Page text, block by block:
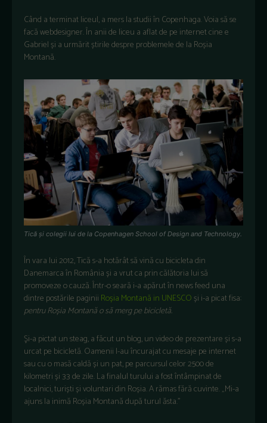
Când a terminat liceul, a mers la studii în Copenhaga. Voia să se
facă webdesigner. În anii de liceu a aflat de pe internet cine e
Gabriel și a urmărit știrile despre problemele de la Roșia
Montană.
Tică și colegii lui de la Copenhagen School of Design and Technology.
În vara lui 2012, Tică s-a hotărât să vină cu bicicleta din
Danemarca în România și a vrut ca prin călătoria lui să
promoveze o cauză. Într-o seară i-a apărut în news feed una
dintre postările paginii Roșia Montană in UNESCOși i-a picat fisa:
pentru Roșia Montană o să merg pe bicicletă.
Şi-a pictat un steag, a făcut un blog, un video de prezentare și s-a
urcat pe bicicletă. Oamenii l-au încurajat cu mesaje pe internet
sau cu o masă caldă și un pat, pe parcursul celor 2500 de
kilometri și 33 de zile. La finalul turului a fost întâmpinat de
localnici, turiști și voluntari din Roșia. A rămas fără cuvinte. „Mi-a
ajuns la inimă Roșia Montană după turul ăsta.”